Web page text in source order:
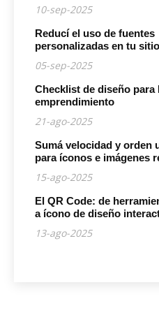
10-sep-2025
Reducí el uso de fuentes
personalizadas en tu sitio
05-sep-2025
Checklist de diseño para
emprendimiento
21-ago-2025
Sumá velocidad y orden
para íconos e imágenes
15-ago-2025
El QR Code: de
a ícono de diseño
13-ago-2025